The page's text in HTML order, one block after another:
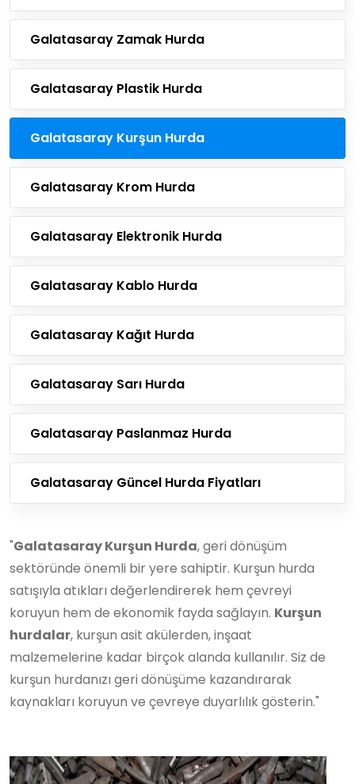
Galatasaray Zamak Hurda
Galatasaray Plastik Hurda
Galatasaray Kurşun Hurda
Galatasaray Krom Hurda
Galatasaray Elektronik Hurda
Galatasaray Kablo Hurda
Galatasaray Kağıt Hurda
Galatasaray Sarı Hurda
Galatasaray Paslanmaz Hurda
Galatasaray Güncel Hurda Fiyatları
"Galatasaray Kurşun Hurda, geri dönüşüm
sektöründe önemli bir yere sahiptir. Kurşun hurda
satışıyla atıkları değerlendirerek hem çevreyi
koruyun hem de ekonomik fayda sağlayın. Kurşun
hurdalar, kurşun asit akülerden, inşaat
malzemelerine kadar birçok alanda kullanılır. Siz de
kurşun hurdanızı geri dönüşüme kazandırarak
kaynakları koruyun ve çevreye duyarlılık gösterin."